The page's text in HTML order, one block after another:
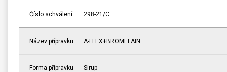
Číslo schválení 298-21/C
Název přípravku A-FLEX+BROMELAIN
Forma přípravku Sirup